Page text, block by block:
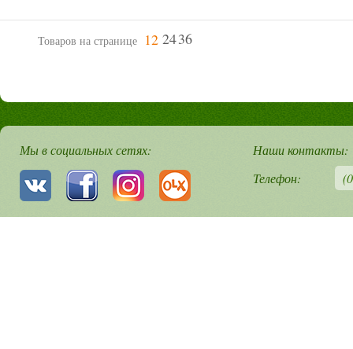
Товаров на странице 12
Мы в социальных сетях:
Наши контакты:
Телефон: